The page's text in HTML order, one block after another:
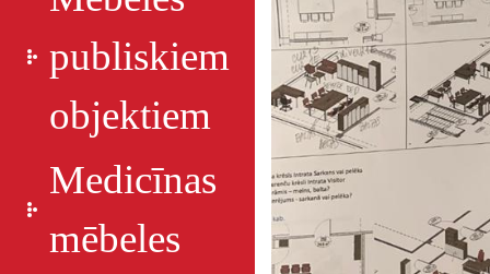
publiskiem
objektiem
Medicīnas
mēbeles